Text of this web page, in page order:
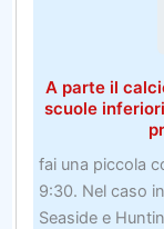
A parte il
scuole
fai una piccola
9:30. Nel caso
Seaside e